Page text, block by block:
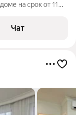
на срок от 11
Чат